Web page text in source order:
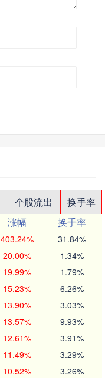
个股流出
换手率
涨幅
换手率
403.24% 31.84%
20.00% 1.34%
19.99% 1.79%
15.23% 6.26%
13.90% 3.03%
13.57% 9.93%
12.61% 3.91%
11.49% 3.29%
10.52% 3.26%